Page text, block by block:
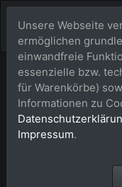
4602
Unsere Webseite
ermöglichen
einwandfreie
essenzielle bzw.
für Warenkörbe)
Informationen zu
Impressum.